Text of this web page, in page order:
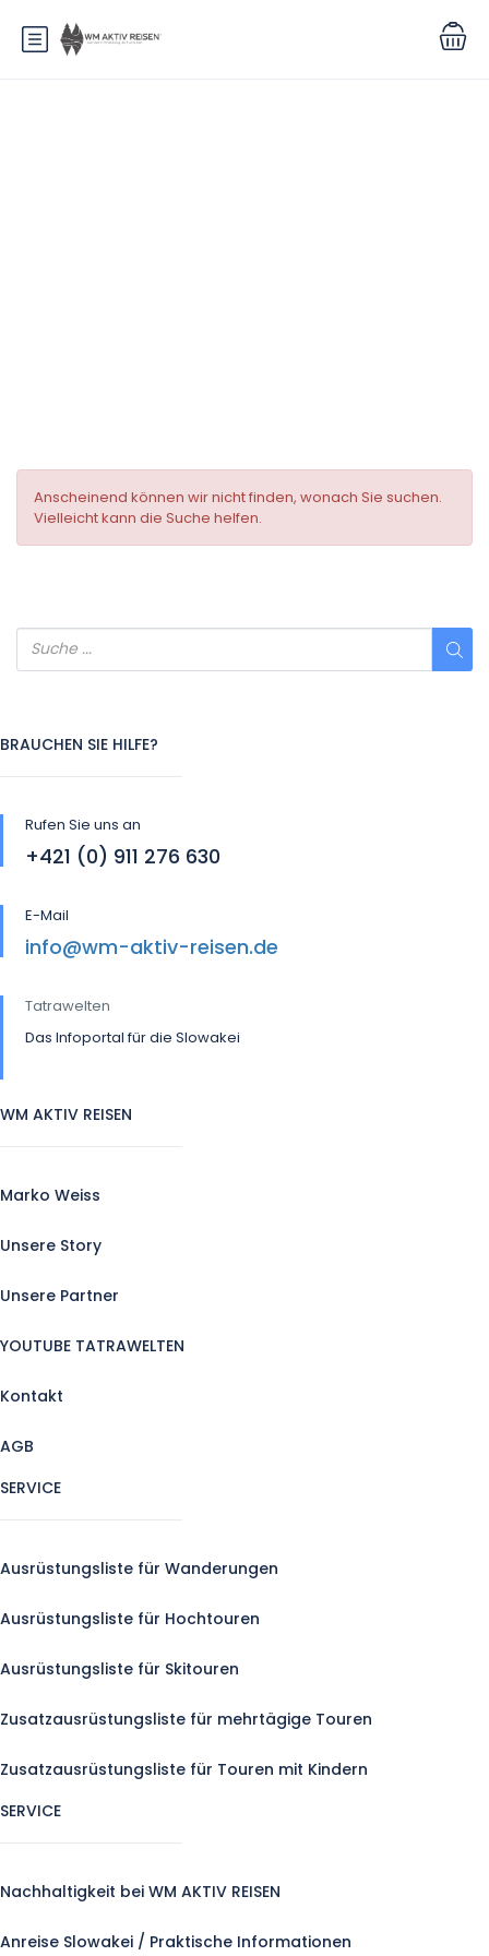
Anscheinend können wir nicht finden, wonach Sie suchen.
Vielleicht kann die Suche helfen.
BRAUCHEN SIE HILFE?
Rufen Sie uns an
+421 (0) 911 276 630
E-Mail
info@wm-aktiv-reisen.de
Tatrawelten
Das Infoportal für die Slowakei
WM AKTIV REISEN
Marko Weiss
Unsere Story
Unsere Partner
YOUTUBE TATRAWELTEN
Kontakt
AGB
SERVICE
Ausrüstungsliste für Wanderungen
Ausrüstungsliste für Hochtouren
Ausrüstungsliste für Skitouren
Zusatzausrüstungsliste für mehrtägige Touren
Zusatzausrüstungsliste für Touren mit Kindern
SERVICE
Nachhaltigkeit bei WM AKTIV REISEN
Anreise Slowakei / Praktische Informationen